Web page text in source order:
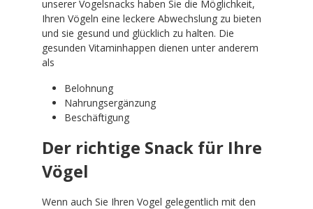
unserer Vogelsnacks haben Sie die Möglichkeit,
Ihren Vögeln eine leckere Abwechslung zu bieten
und sie gesund und glücklich zu halten. Die
gesunden Vitaminhappen dienen unter anderem
als
Belohnung
Nahrungsergänzung
Beschäftigung
Der richtige Snack für Ihre
Vögel
Wenn auch Sie Ihren Vogel gelegentlich mit den